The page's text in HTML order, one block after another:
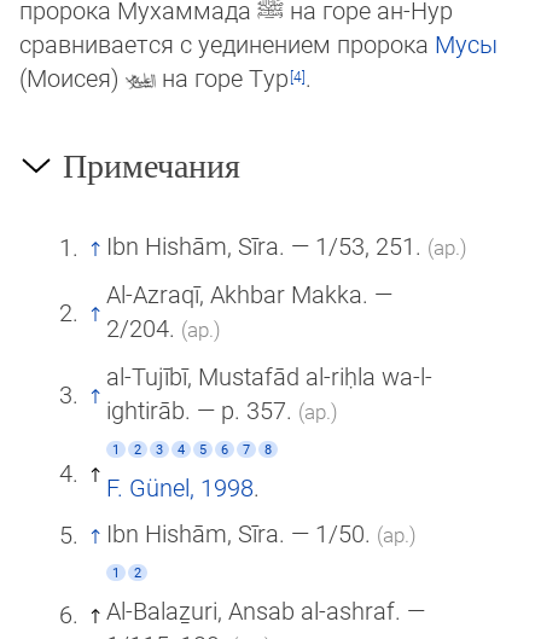
пророка Мухаммада ﷺ на горе ан-Нур
сравнивается с уединением пророка Мусы
(Моисея)
на горе Тур .
Примечания
Ibn Hishām, Sīra. — 1/53, 251. (ар.)
Al-Azraqī, Akhbar Makka. —
2/204. (ар.)
al-Tujībī, Mustafād al-riḥla wa-l-
ightirāb. — p. 357. (ар.)
1 2 3 4 5 6 7 8
F. Günel, 1998.
Ibn Hishām, Sīra. — 1/50. (ар.)
1 2
Al-Balaẕuri, Ansab al-ashraf. —